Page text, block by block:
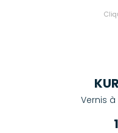
Vernis